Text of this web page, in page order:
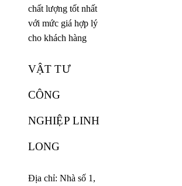
chất lượng tốt nhất
với mức giá hợp lý
cho khách hàng
VẬT TƯ
CÔNG
NGHIỆP LINH
LONG
Địa chỉ: Nhà số 1,